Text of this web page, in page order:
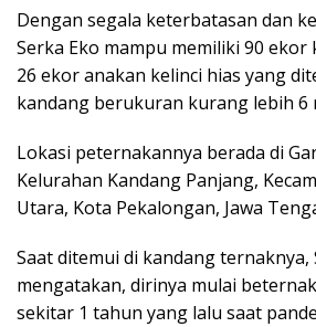
Dengan segala keterbatasan dan
Serka Eko mampu memiliki 90 ekor
26 ekor anakan kelinci hias yang
kandang berukuran kurang lebih 6
Lokasi peternakannya berada di
Kelurahan Kandang Panjang,
Utara, Kota Pekalongan, Jawa
Saat ditemui di kandang ternaknya,
mengatakan, dirinya mulai
sekitar 1 tahun yang lalu saat